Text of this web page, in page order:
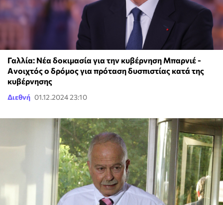
Γαλλία: Νέα δοκιμασία για την κυβέρνηση Μπαρνιέ -
Aνοιχτός ο δρόμος για πρόταση δυσπιστίας κατά της
κυβέρνησης
Διεθνή 01.12.2024 23:10